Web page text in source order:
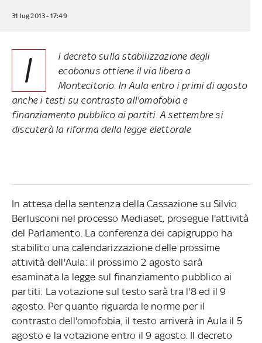
31 lug 2013 - 17:49
I
l decreto sulla stabilizzazione degli
ecobonus ottiene il via libera a
Montecitorio. In Aula entro i primi di agosto
anche i testi su contrasto all'omofobia e
finanziamento pubblico ai partiti. A settembre si
discuterà la riforma della legge elettorale
In attesa della sentenza della Cassazione su Silvio
Berlusconi nel processo Mediaset, prosegue l'attività
del Parlamento. La conferenza dei capigruppo ha
stabilito una calendarizzazione delle prossime
attività dell'Aula: il prossimo 2 agosto sarà
esaminata la legge sul finanziamento pubblico ai
partiti: La votazione sul testo sarà tra l'8 ed il 9
agosto. Per quanto riguarda le norme per il
contrasto dell'omofobia, il testo arriverà in Aula il 5
agosto e la votazione entro il 9 agosto. Il decreto